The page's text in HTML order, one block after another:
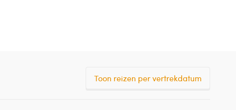
Toon reizen per vertrekdatum